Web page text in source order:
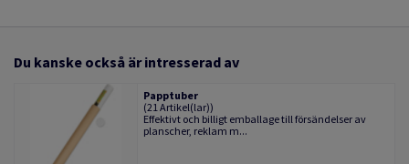
Du kanske också är intresserad av
Papptuber
(21 Artikel(lar))
Effektivt och billigt emballage till försändelser av
planscher, reklam m...